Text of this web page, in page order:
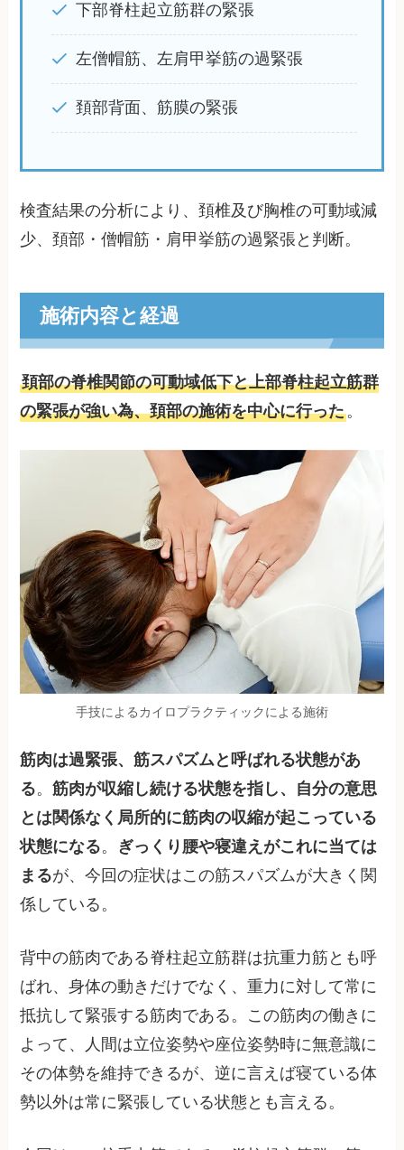
下部脊柱起立筋群の緊張
左僧帽筋、左肩甲挙筋の過緊張
頚部背面、筋膜の緊張
検査結果の分析により、頚椎及び胸椎の可動域減
少、頚部・僧帽筋・肩甲挙筋の過緊張と判断。
施術内容と経過
頚部の脊椎関節の可動域低下と上部脊柱起立筋群
の緊張が強い為、頚部の施術を中心に行った。
手技によるカイロプラクティックによる施術
筋肉は過緊張、筋スパズムと呼ばれる状態があ
る。筋肉が収縮し続ける状態を指し、自分の意思
とは関係なく局所的に筋肉の収縮が起こっている
状態になる。 ぎっくり腰や寝違えがこれに当ては
まるが、今回の症状はこの筋スパズムが大きく関
係している。
背中の筋肉である脊柱起立筋群は抗重力筋とも呼
ばれ、身体の動きだけでなく、重力に対して常に
抵抗して緊張する筋肉である。この筋肉の働きに
よって、人間は立位姿勢や座位姿勢時に無意識に
その体勢を維持できるが、逆に言えば寝ている体
勢以外は常に緊張している状態とも言える。